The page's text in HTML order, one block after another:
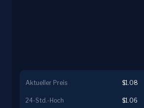
Aktueller Preis $1.08
24-Std.-Hoch $1.06